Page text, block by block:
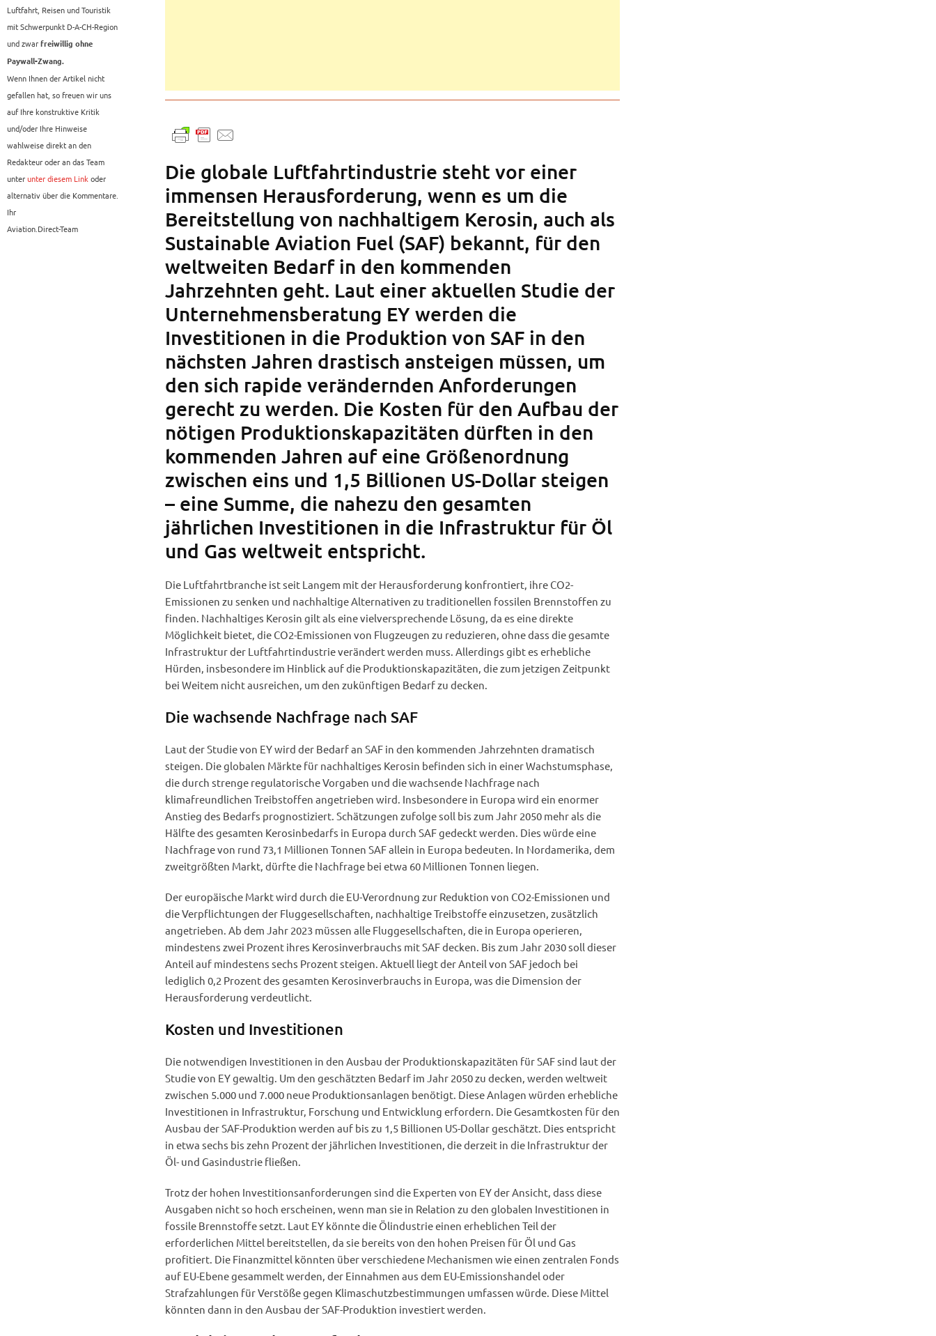
Luftfahrt, Reisen und Touristik
mit Schwerpunkt D-A-CH-Region
und zwar freiwillig ohne
Paywall-Zwang.
Wenn Ihnen der Artikel nicht
gefallen hat, so freuen wir uns
auf Ihre konstruktive Kritik
und/oder Ihre Hinweise
wahlweise direkt an den
Redakteur oder an das Team
unterunter diesem Linkoder
alternativ über die Kommentare.
Ihr
Aviation.Direct-Team
Die globale Luftfahrtindustrie steht vor einer
immensen Herausforderung, wenn es um die
Bereitstellung von nachhaltigem Kerosin, auch als
Sustainable Aviation Fuel (SAF) bekannt, für den
weltweiten Bedarf in den kommenden
Jahrzehnten geht. Laut einer aktuellen Studie der
Unternehmensberatung EY werden die
Investitionen in die Produktion von SAF in den
nächsten Jahren drastisch ansteigen müssen, um
den sich rapide verändernden Anforderungen
gerecht zu werden. Die Kosten für den Aufbau der
nötigen Produktionskapazitäten dürften in den
kommenden Jahren auf eine Größenordnung
zwischen eins und 1,5 Billionen US-Dollar steigen
– eine Summe, die nahezu den gesamten
jährlichen Investitionen in die Infrastruktur für Öl
und Gas weltweit entspricht.
Die Luftfahrtbranche ist seit Langem mit der Herausforderung konfrontiert, ihre CO2-
Emissionen zu senken und nachhaltige Alternativen zu traditionellen fossilen Brennstoffen zu
finden. Nachhaltiges Kerosin gilt als eine vielversprechende Lösung, da es eine direkte
Möglichkeit bietet, die CO2-Emissionen von Flugzeugen zu reduzieren, ohne dass die gesamte
Infrastruktur der Luftfahrtindustrie verändert werden muss. Allerdings gibt es erhebliche
Hürden, insbesondere im Hinblick auf die Produktionskapazitäten, die zum jetzigen Zeitpunkt
bei Weitem nicht ausreichen, um den zukünftigen Bedarf zu decken.
Die wachsende Nachfrage nach SAF
Laut der Studie von EY wird der Bedarf an SAF in den kommenden Jahrzehnten dramatisch
steigen. Die globalen Märkte für nachhaltiges Kerosin befinden sich in einer Wachstumsphase,
die durch strenge regulatorische Vorgaben und die wachsende Nachfrage nach
klimafreundlichen Treibstoffen angetrieben wird. Insbesondere in Europa wird ein enormer
Anstieg des Bedarfs prognostiziert. Schätzungen zufolge soll bis zum Jahr 2050 mehr als die
Hälfte des gesamten Kerosinbedarfs in Europa durch SAF gedeckt werden. Dies würde eine
Nachfrage von rund 73,1 Millionen Tonnen SAF allein in Europa bedeuten. In Nordamerika, dem
zweitgrößten Markt, dürfte die Nachfrage bei etwa 60 Millionen Tonnen liegen.
Der europäische Markt wird durch die EU-Verordnung zur Reduktion von CO2-Emissionen und
die Verpflichtungen der Fluggesellschaften, nachhaltige Treibstoffe einzusetzen, zusätzlich
angetrieben. Ab dem Jahr 2023 müssen alle Fluggesellschaften, die in Europa operieren,
mindestens zwei Prozent ihres Kerosinverbrauchs mit SAF decken. Bis zum Jahr 2030 soll dieser
Anteil auf mindestens sechs Prozent steigen. Aktuell liegt der Anteil von SAF jedoch bei
lediglich 0,2 Prozent des gesamten Kerosinverbrauchs in Europa, was die Dimension der
Herausforderung verdeutlicht.
Kosten und Investitionen
Die notwendigen Investitionen in den Ausbau der Produktionskapazitäten für SAF sind laut der
Studie von EY gewaltig. Um den geschätzten Bedarf im Jahr 2050 zu decken, werden weltweit
zwischen 5.000 und 7.000 neue Produktionsanlagen benötigt. Diese Anlagen würden erhebliche
Investitionen in Infrastruktur, Forschung und Entwicklung erfordern. Die Gesamtkosten für den
Ausbau der SAF-Produktion werden auf bis zu 1,5 Billionen US-Dollar geschätzt. Dies entspricht
in etwa sechs bis zehn Prozent der jährlichen Investitionen, die derzeit in die Infrastruktur der
Öl- und Gasindustrie fließen.
Trotz der hohen Investitionsanforderungen sind die Experten von EY der Ansicht, dass diese
Ausgaben nicht so hoch erscheinen, wenn man sie in Relation zu den globalen Investitionen in
fossile Brennstoffe setzt. Laut EY könnte die Ölindustrie einen erheblichen Teil der
erforderlichen Mittel bereitstellen, da sie bereits von den hohen Preisen für Öl und Gas
profitiert. Die Finanzmittel könnten über verschiedene Mechanismen wie einen zentralen Fonds
auf EU-Ebene gesammelt werden, der Einnahmen aus dem EU-Emissionshandel oder
Strafzahlungen für Verstöße gegen Klimaschutzbestimmungen umfassen würde. Diese Mittel
könnten dann in den Ausbau der SAF-Produktion investiert werden.